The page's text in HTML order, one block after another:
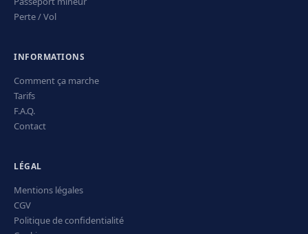
Perte / Vol
INFORMATIONS
Comment ça marche
Tarifs
F.A.Q.
Contact
LÉGAL
Mentions légales
CGV
Politique de confidentialité